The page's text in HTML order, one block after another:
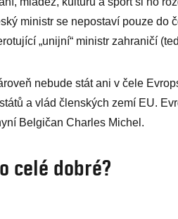
ministr se nepostaví pouze do
„unijní“ ministr zahraničí
nebude stát ani v čele
a vlád členských zemí EU.
Belgičan Charles Michel.
celé dobré?